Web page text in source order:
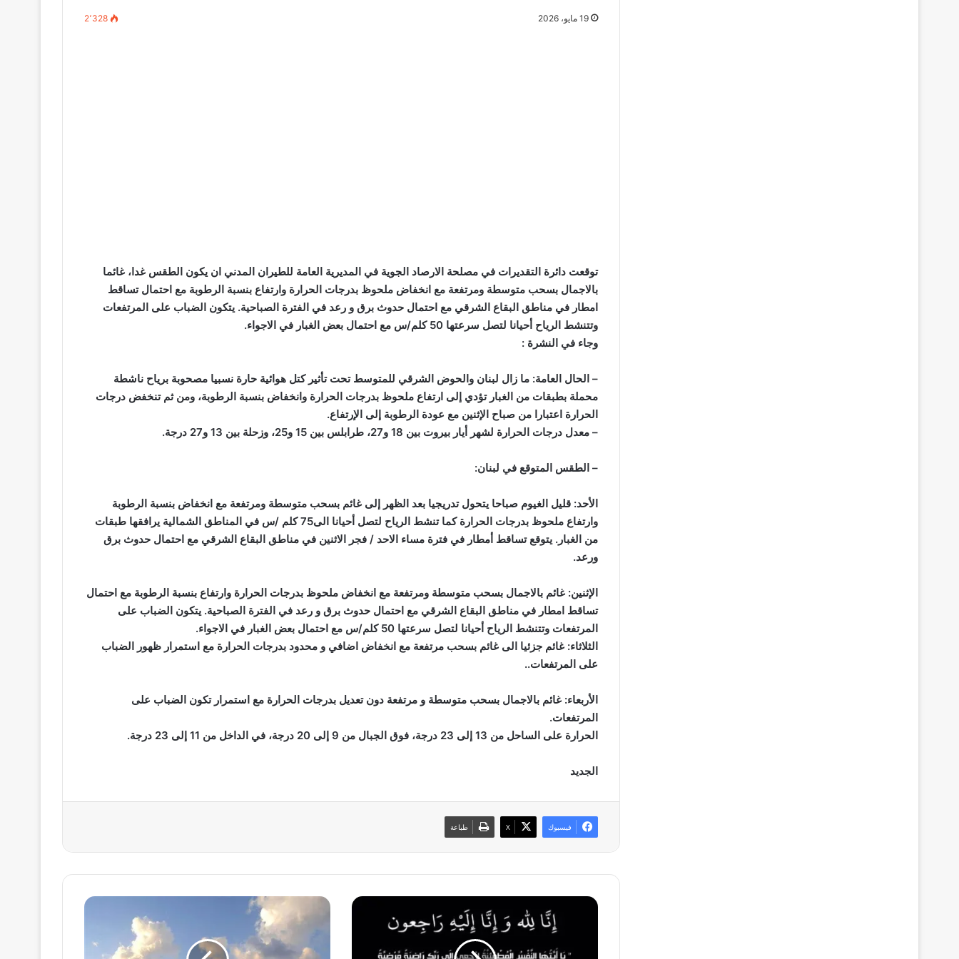
19 مايو، 2026 2٬328
توقعت دائرة التقديرات في مصلحة الارصاد الجوية في المديرية العامة للطيران المدني ان يكون الطقس غدا، غائما
بالاجمال بسحب متوسطة ومرتفعة مع انخفاض ملحوظ بدرجات الحرارة وارتفاع بنسبة الرطوبة مع احتمال تساقط
امطار في مناطق البقاع الشرقي مع احتمال حدوث برق و رعد في الفترة الصباحية. يتكون الضباب على المرتفعات
وتتنشط الرياح أحيانا لتصل سرعتها 50 كلم/س مع احتمال بعض الغبار في الاجواء.
وجاء في النشرة :
– الحال العامة: ما زال لبنان والحوض الشرقي للمتوسط تحت تأثير كتل هوائية حارة نسبيا مصحوبة برياح ناشطة
محملة بطبقات من الغبار تؤدي إلى ارتفاع ملحوظ بدرجات الحرارة وانخفاض بنسبة الرطوبة، ومن ثم تنخفض درجات
الحرارة اعتبارا من صباح الإثنين مع عودة الرطوبة إلى الإرتفاع.
– معدل درجات الحرارة لشهر أيار بيروت بين 18 و27، طرابلس بين 15 و25، وزحلة بين 13 و27 درجة.
– الطقس المتوقع في لبنان:
الأحد: قليل الغيوم صباحا يتحول تدريجيا بعد الظهر إلى غائم بسحب متوسطة ومرتفعة مع انخفاض بنسبة الرطوبة
وارتفاع ملحوظ بدرجات الحرارة كما تنشط الرياح لتصل أحيانا الى75 كلم /س في المناطق الشمالية يرافقها طبقات
من الغبار. يتوقع تساقط أمطار في فترة مساء الاحد / فجر الاثنين في مناطق البقاع الشرقي مع احتمال حدوث برق
ورعد.
الإثنين: غائم بالاجمال بسحب متوسطة ومرتفعة مع انخفاض ملحوظ بدرجات الحرارة وارتفاع بنسبة الرطوبة مع احتمال
تساقط امطار في مناطق البقاع الشرقي مع احتمال حدوث برق و رعد في الفترة الصباحية. يتكون الضباب على
المرتفعات وتتنشط الرياح أحيانا لتصل سرعتها 50 كلم/س مع احتمال بعض الغبار في الاجواء.
الثلاثاء: غائم جزئيا الى غائم بسحب مرتفعة مع انخفاض اضافي و محدود بدرجات الحرارة مع استمرار ظهور الضباب
على المرتفعات..
الأربعاء: غائم بالاجمال بسحب متوسطة و مرتفعة دون تعديل بدرجات الحرارة مع استمرار تكون الضباب على
المرتفعات.
الحرارة على الساحل من 13 إلى 23 درجة، فوق الجبال من 9 إلى 20 درجة، في الداخل من 11 إلى 23 درجة.
الجديد
فيسبوك ‫X طباعة
ي
ط